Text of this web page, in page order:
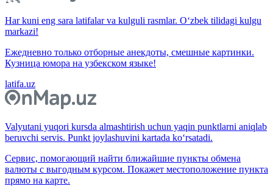
Har kuni eng sara latifalar va kulguli rasmlar. O‘zbek tilidagi kulgu
markazi!
Ежедневно только отборные анекдоты, смешные картинки.
Кузница юмора на узбекском языке!
latifa.uz
Valyutani yuqori kursda almashtirish uchun yaqin punktlarni aniqlab
beruvchi servis. Punkt joylashuvini kartada ko‘rsatadi.
Сервис, помогающий найти ближайшие пункты обмена
валюты с выгодным курсом. Покажет местоположение пункта
прямо на карте.